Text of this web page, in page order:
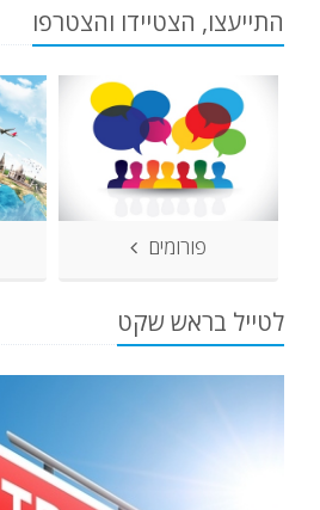
התייעצו, הצטיידו והצטרפו
פורומים
לטייל בראש שקט